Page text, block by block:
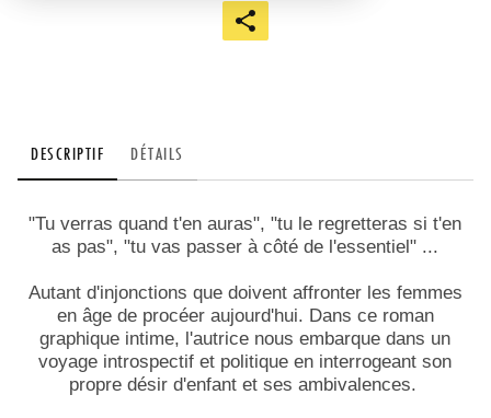
DESCRIPTIF DÉTAILS
"Tu verras quand t'en auras", "tu le regretteras si t'en
as pas", "tu vas passer à côté de l'essentiel" ...
Autant d'injonctions que doivent affronter les femmes
en âge de procéer aujourd'hui. Dans ce roman
graphique intime, l'autrice nous embarque dans un
voyage introspectif et politique en interrogeant son
propre désir d'enfant et ses ambivalences.